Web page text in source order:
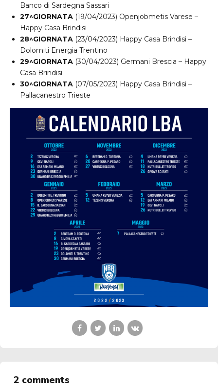
Banco di Sardegna Sassari
27^GIORNATA (19/04/2023) Openjobmetis Varese –
Happy Casa Brindisi
28^GIORNATA (23/04/2023) Happy Casa Brindisi –
Dolomiti Energia Trentino
29^GIORNATA (30/04/2023) Germani Brescia – Happy
Casa Brindisi
30^GIORNATA (07/05/2023) Happy Casa Brindisi –
Pallacanestro Trieste
2 comments